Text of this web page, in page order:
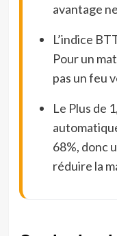
avantage
L’indice
Pour un
pas un feu
Le Plus de
68%, donc
réduire la